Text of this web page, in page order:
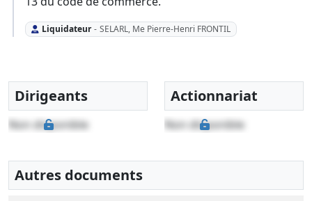
Liquidateur - SELARL, Me Pierre-Henri FRONTIL
Dirigeants
Non disponible
Actionnariat
Non disponible
Autres documents